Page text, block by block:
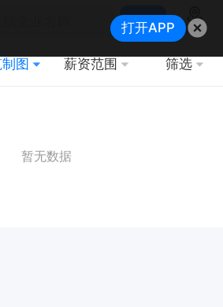
搜索
地图
图 薪资范围 筛选
暂无数据
打开APP